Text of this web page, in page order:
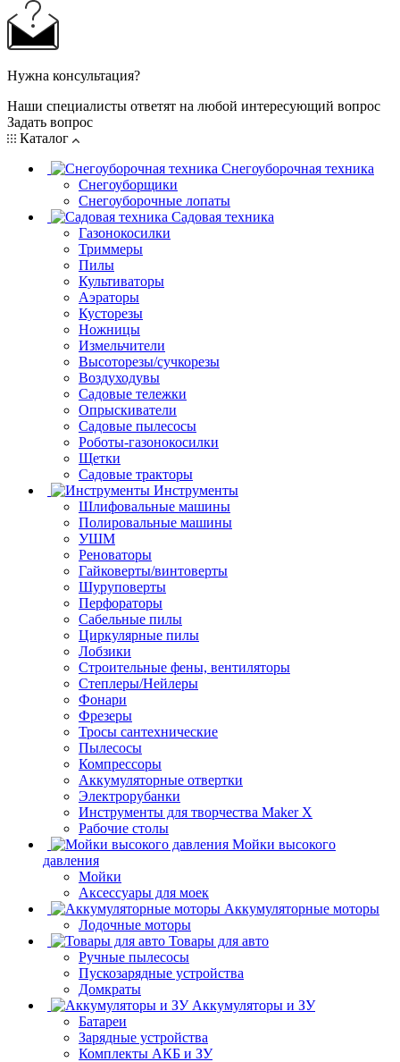
Нужна консультация?
Наши специалисты ответят на любой интересующий вопрос
Задать вопрос
Каталог
Снегоуборочная техника
Снегоуборщики
Снегоуборочные лопаты
Садовая техника
Газонокосилки
Триммеры
Пилы
Культиваторы
Аэраторы
Кусторезы
Ножницы
Измельчители
Высоторезы/сучкорезы
Воздуходувы
Садовые тележки
Опрыскиватели
Садовые пылесосы
Роботы-газонокосилки
Щетки
Садовые тракторы
Инструменты
Шлифовальные машины
Полировальные машины
УШМ
Реноваторы
Гайковерты/винтоверты
Шуруповерты
Перфораторы
Сабельные пилы
Циркулярные пилы
Лобзики
Строительные фены, вентиляторы
Степлеры/Нейлеры
Фонари
Фрезеры
Тросы сантехнические
Пылесосы
Компрессоры
Аккумуляторные отвертки
Электрорубанки
Инструменты для творчества Maker X
Рабочие столы
Мойки высокого
давления
Мойки
Аксессуары для моек
Аккумуляторные моторы
Лодочные моторы
Товары для авто
Ручные пылесосы
Пускозарядные устройства
Домкраты
Аккумуляторы и ЗУ
Батареи
Зарядные устройства
Комплекты АКБ и ЗУ